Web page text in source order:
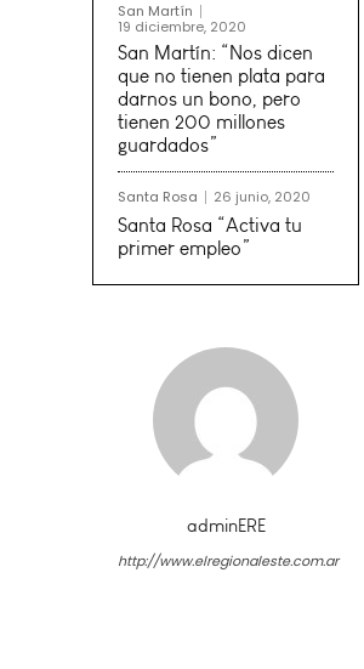
San Martín
19 diciembre, 2020
San Martín: “Nos dicen
que no tienen plata para
darnos un bono, pero
tienen 200 millones
guardados”
Santa Rosa 26 junio, 2020
Santa Rosa “Activa tu
primer empleo”
adminERE
http://www.elregionaleste.com.ar